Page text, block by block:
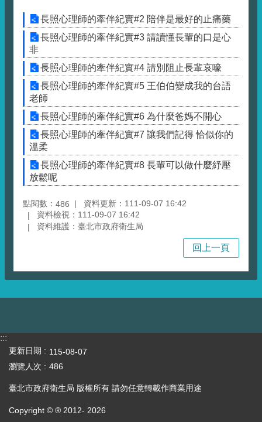
長照心理師的牽伴紀實#2 陪伴是最好的止痛藥
長照心理師的牽伴紀實#3 請讀懂長輩的口是心
非
長照心理師的牽伴紀實#4 請別阻止長輩哀嚎
長照心理師的牽伴紀實#5 王伯伯變成我的台語
老師
長照心理師的牽伴紀實#6 為什麼爸媽不開心
長照心理師的牽伴紀實#7 讓我們記得 恰似你的
溫柔
長照心理師的牽伴紀實#8 長輩可以做什麼紓壓
放鬆呢
點閱數： 486
資料更新：111-09-07 16:42
資料檢視：111-09-07 16:42
資料維護：臺北市政府衛生局
回上一頁
:::
更新日期
115-08-07
瀏覽人次
486
臺北市政府衛生局 版權所有 請勿任意轉載作商業用途
Copyright © ® 2012- 2026